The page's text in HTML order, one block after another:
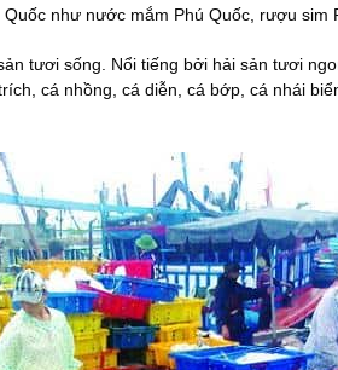
như nước mắm Phú Quốc, rượu sim
tươi sống. Nổi tiếng bởi hải sản tươi
cá nhồng, cá diễn, cá bớp, cá nhái